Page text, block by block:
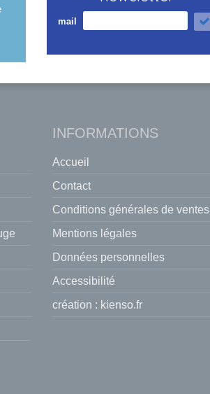
mail
INFORMATIONS
Accueil
Contact
Conditions générales de ventes
Mentions légales
Données personnelles
Accessibilité
création : kienso.fr